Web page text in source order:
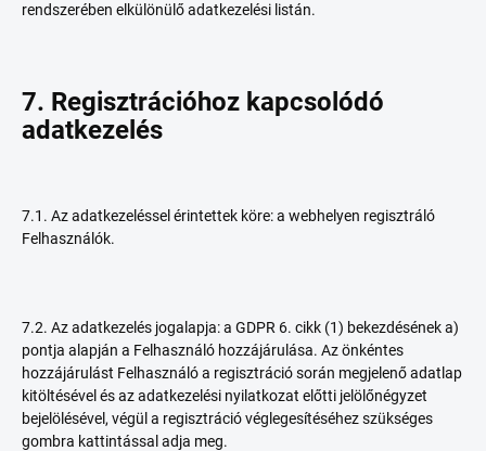
rendszerében elkülönülő adatkezelési listán.
7. Regisztrációhoz kapcsolódó
adatkezelés
7.1. Az adatkezeléssel érintettek köre: a webhelyen regisztráló
Felhasználók.
7.2. Az adatkezelés jogalapja: a GDPR 6. cikk (1) bekezdésének a)
pontja alapján a Felhasználó hozzájárulása. Az önkéntes
hozzájárulást Felhasználó a regisztráció során megjelenő adatlap
kitöltésével és az adatkezelési nyilatkozat előtti jelölőnégyzet
bejelölésével, végül a regisztráció véglegesítéséhez szükséges
gombra kattintással adja meg.